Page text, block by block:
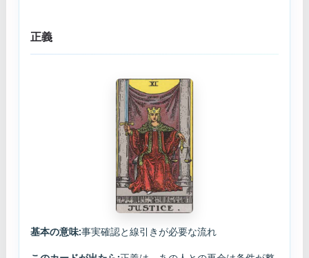
正義
基本の意味:事実確認と線引きが必要な流れ